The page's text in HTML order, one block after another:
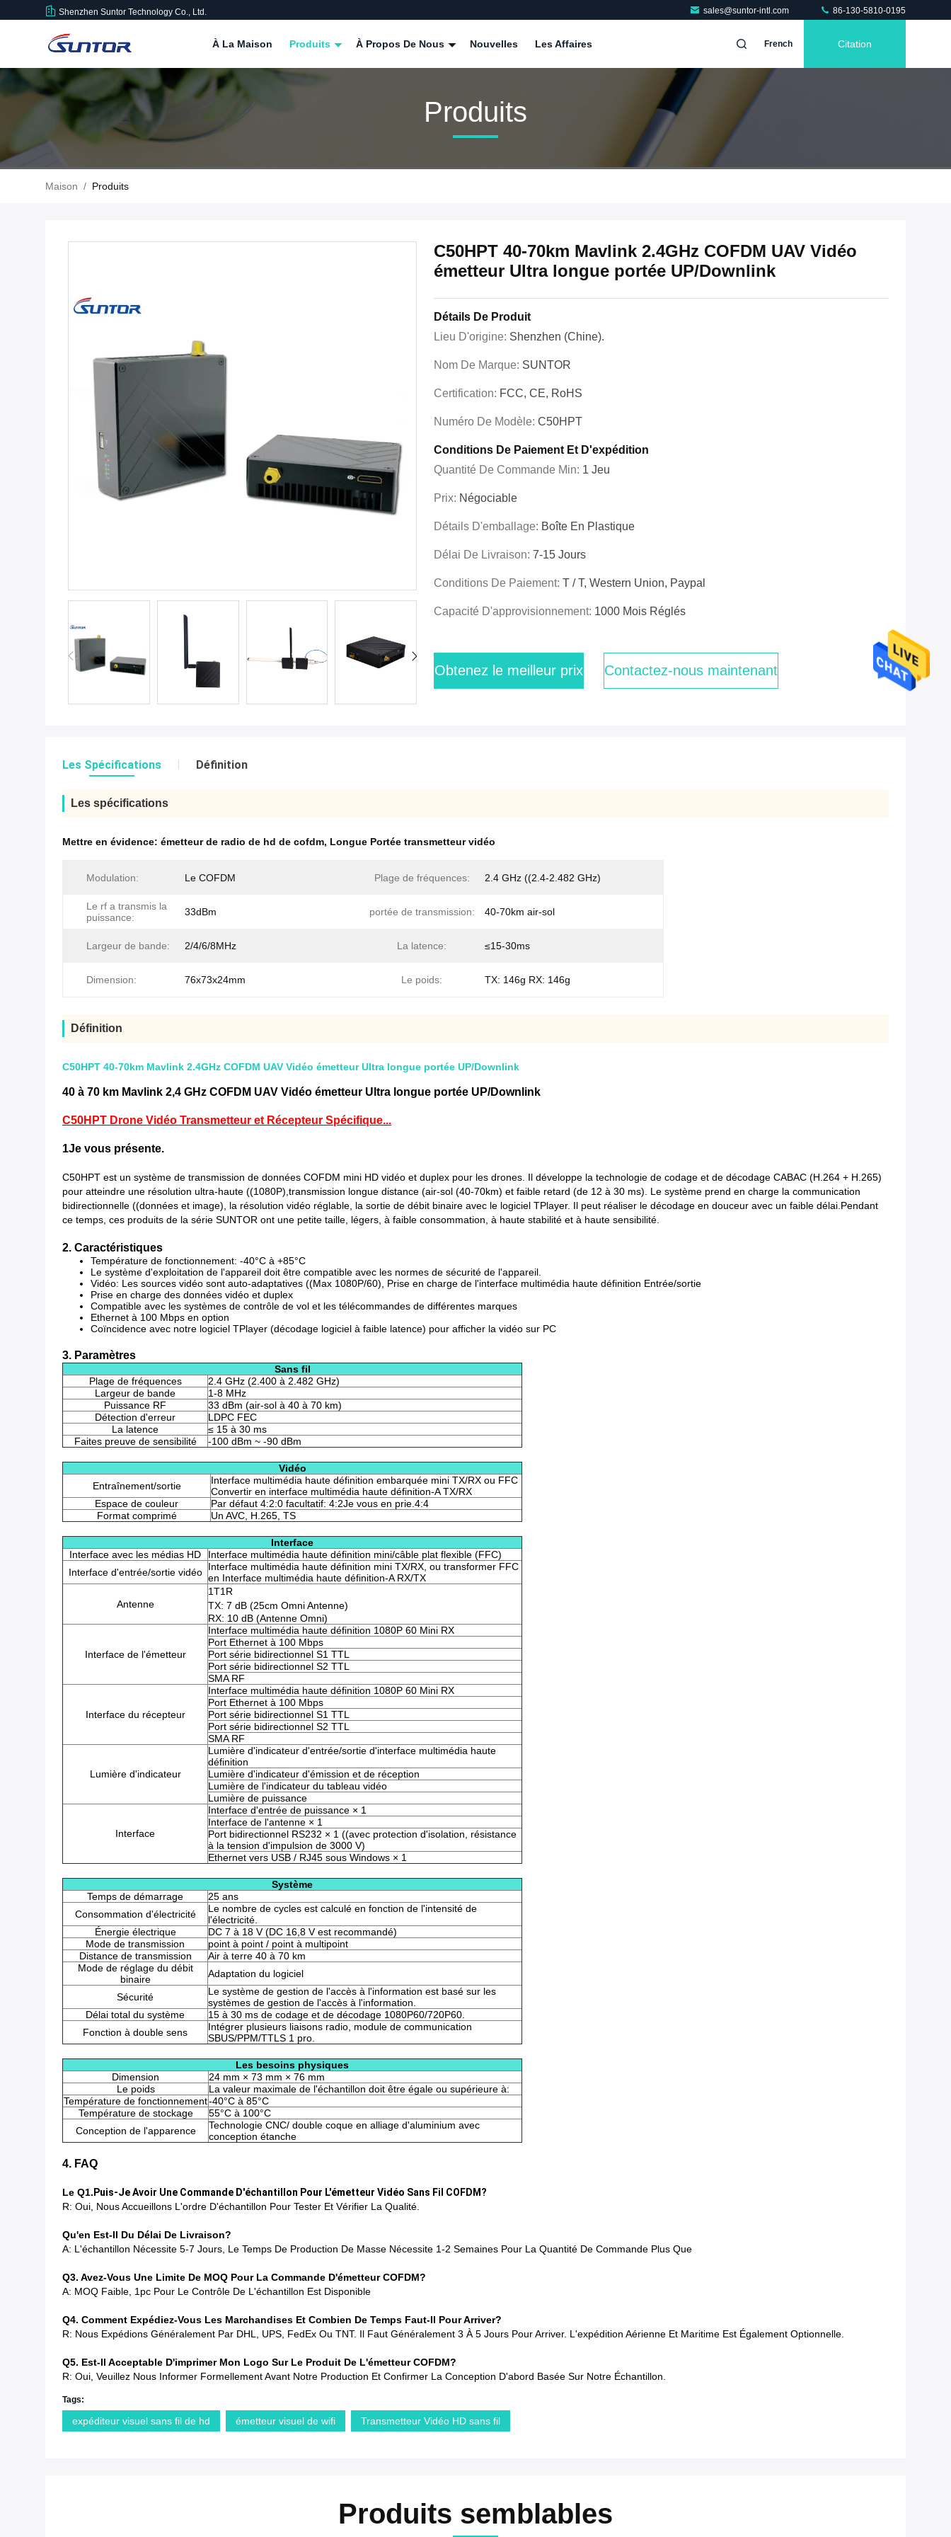
Shenzhen Suntor Technology Co., Ltd. sales@suntor-intl.com 86-130-5810-0195
À La Maison Produits À Propos De Nous Nouvelles Les Affaires French Citation
Produits
Maison / Produits
C50HPT 40-70km Mavlink 2.4GHz COFDM UAV Vidéo
émetteur Ultra longue portée UP/Downlink
Détails De Produit
Lieu D'origine: Shenzhen (Chine).
Nom De Marque: SUNTOR
Certification: FCC, CE, RoHS
Numéro De Modèle: C50HPT
Conditions De Paiement Et D'expédition
Quantité De Commande Min: 1 Jeu
Prix: Négociable
Détails D'emballage: Boîte En Plastique
Délai De Livraison: 7-15 Jours
Conditions De Paiement: T / T, Western Union, Paypal
Capacité D'approvisionnement: 1000 Mois Réglés
Obtenez le meilleur prix Contactez-nous maintenant
Les Spécifications Définition
Les spécifications
Mettre en évidence: émetteur de radio de hd de cofdm, Longue Portée transmetteur vidéo
Modulation: Le COFDM Plage de fréquences: 2.4 GHz ((2.4-2.482 GHz)
Le rf a transmis la
puissance:
33dBm portée de transmission: 40-70km air-sol
Largeur de bande: 2/4/6/8MHz La latence: ≤15-30ms
Dimension: 76x73x24mm Le poids: TX: 146g RX: 146g
Définition
C50HPT 40-70km Mavlink 2.4GHz COFDM UAV Vidéo émetteur Ultra longue portée UP/Downlink
40 à 70 km Mavlink 2,4 GHz COFDM UAV Vidéo émetteur Ultra longue portée UP/Downlink
C50HPT Drone Vidéo Transmetteur et Récepteur Spécifique...
1Je vous présente.
C50HPT est un système de transmission de données COFDM mini HD vidéo et duplex pour les drones. Il développe la technologie de codage et de décodage CABAC (H.264 + H.265)
pour atteindre une résolution ultra-haute ((1080P),transmission longue distance (air-sol (40-70km) et faible retard (de 12 à 30 ms). Le système prend en charge la communication
bidirectionnelle ((données et image), la résolution vidéo réglable, la sortie de débit binaire avec le logiciel TPlayer. Il peut réaliser le décodage en douceur avec un faible délai.Pendant
ce temps, ces produits de la série SUNTOR ont une petite taille, légers, à faible consommation, à haute stabilité et à haute sensibilité.
2. Caractéristiques
Température de fonctionnement: -40°C à +85°C
Le système d'exploitation de l'appareil doit être compatible avec les normes de sécurité de l'appareil.
Vidéo: Les sources vidéo sont auto-adaptatives ((Max 1080P/60), Prise en charge de l'interface multimédia haute définition Entrée/sortie
Prise en charge des données vidéo et duplex
Compatible avec les systèmes de contrôle de vol et les télécommandes de différentes marques
Ethernet à 100 Mbps en option
Coïncidence avec notre logiciel TPlayer (décodage logiciel à faible latence) pour afficher la vidéo sur PC
3. Paramètres
Sans fil
Plage de fréquences
2.4 GHz (2.400 à 2.482 GHz)
Largeur de bande
1-8 MHz
Puissance RF
33 dBm (air-sol à 40 à 70 km)
Détection d'erreur
LDPC FEC
La latence
≤ 15 à 30 ms
Faites preuve de sensibilité
-100 dBm ~ -90 dBm
Vidéo
Entraînement/sortie
Interface multimédia haute définition embarquée mini TX/RX ou FFC
Convertir en interface multimédia haute définition-A TX/RX
Espace de couleur
Par défaut 4:2:0 facultatif: 4:2Je vous en prie.4:4
Format comprimé
Un AVC, H.265, TS
Interface
Interface avec les médias HD
Interface multimédia haute définition mini/câble plat flexible (FFC)
Interface d'entrée/sortie vidéo Interface multimédia haute définition mini TX/RX, ou transformer FFC
en Interface multimédia haute définition-A RX/TX
Antenne
1T1R
TX: 7 dB (25cm Omni Antenne)
RX: 10 dB (Antenne Omni)
Interface de l'émetteur
Interface multimédia haute définition 1080P 60 Mini RX
Port Ethernet à 100 Mbps
Port série bidirectionnel S1 TTL
Port série bidirectionnel S2 TTL
SMA RF
Interface du récepteur
Interface multimédia haute définition 1080P 60 Mini RX
Port Ethernet à 100 Mbps
Port série bidirectionnel S1 TTL
Port série bidirectionnel S2 TTL
SMA RF
Lumière d'indicateur
Lumière d'indicateur d'entrée/sortie d'interface multimédia haute
définition
Lumière d'indicateur d'émission et de réception
Lumière de l'indicateur du tableau vidéo
Lumière de puissance
Interface
Interface d'entrée de puissance × 1
Interface de l'antenne × 1
Port bidirectionnel RS232 × 1 ((avec protection d'isolation, résistance
à la tension d'impulsion de 3000 V)
Ethernet vers USB / RJ45 sous Windows × 1
Système
Temps de démarrage
25 ans
Consommation d'électricité
Le nombre de cycles est calculé en fonction de l'intensité de
l'électricité.
Énergie électrique
DC 7 à 18 V (DC 16,8 V est recommandé)
Mode de transmission
point à point / point à multipoint
Distance de transmission
Air à terre 40 à 70 km
Mode de réglage du débit
binaire
Adaptation du logiciel
Sécurité
Le système de gestion de l'accès à l'information est basé sur les
systèmes de gestion de l'accès à l'information.
Délai total du système
15 à 30 ms de codage et de décodage 1080P60/720P60.
Fonction à double sens
Intégrer plusieurs liaisons radio, module de communication
SBUS/PPM/TTLS 1 pro.
Les besoins physiques
Dimension
24 mm × 73 mm × 76 mm
Le poids
La valeur maximale de l'échantillon doit être égale ou supérieure à:
Température de fonctionnement-40°C à 85°C
Température de stockage
55°C à 100°C
Conception de l'apparence
Technologie CNC/ double coque en alliage d'aluminium avec
conception étanche
4. FAQ
Le Q1. Puis-Je Avoir Une Commande D'échantillon Pour L'émetteur Vidéo Sans Fil COFDM?
R: Oui, Nous Accueillons L'ordre D'échantillon Pour Tester Et Vérifier La Qualité.
Qu'en Est-Il Du Délai De Livraison?
A: L'échantillon Nécessite 5-7 Jours, Le Temps De Production De Masse Nécessite 1-2 Semaines Pour La Quantité De Commande Plus Que
Q3. Avez-Vous Une Limite De MOQ Pour La Commande D'émetteur COFDM?
A: MOQ Faible, 1pc Pour Le Contrôle De L'échantillon Est Disponible
Q4. Comment Expédiez-Vous Les Marchandises Et Combien De Temps Faut-Il Pour Arriver?
R: Nous Expédions Généralement Par DHL, UPS, FedEx Ou TNT. Il Faut Généralement 3 À 5 Jours Pour Arriver. L'expédition Aérienne Et Maritime Est Également Optionnelle.
Q5. Est-Il Acceptable D'imprimer Mon Logo Sur Le Produit De L'émetteur COFDM?
R: Oui, Veuillez Nous Informer Formellement Avant Notre Production Et Confirmer La Conception D'abord Basée Sur Notre Échantillon.
Tags:
expéditeur visuel sans fil de hd émetteur visuel de wifi Transmetteur Vidéo HD sans fil
Produits semblables